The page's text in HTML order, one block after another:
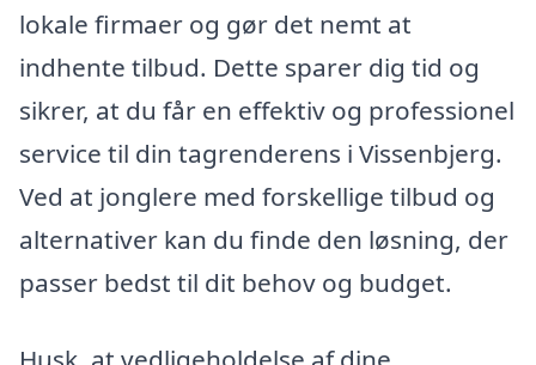
lokale firmaer og gør det nemt at
indhente tilbud. Dette sparer dig tid og
sikrer, at du får en effektiv og professionel
service til din tagrenderens i Vissenbjerg.
Ved at jonglere med forskellige tilbud og
alternativer kan du finde den løsning, der
passer bedst til dit behov og budget.